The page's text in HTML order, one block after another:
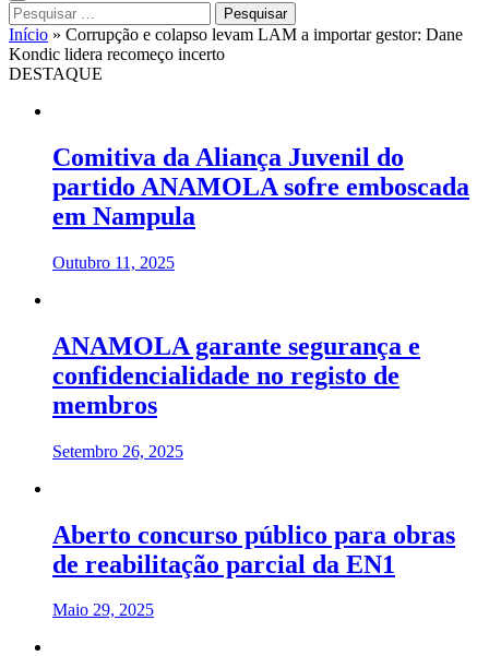
Pesquisar
por:
Início » Corrupção e colapso levam LAM a importar gestor: Dane
Kondic lidera recomeço incerto
DESTAQUE
Comitiva da Aliança Juvenil do
partido ANAMOLA sofre emboscada
em Nampula
Outubro 11, 2025
ANAMOLA garante segurança e
confidencialidade no registo de
membros
Setembro 26, 2025
Aberto concurso público para obras
de reabilitação parcial da EN1
Maio 29, 2025